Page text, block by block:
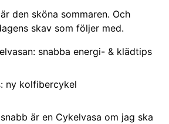
den sköna sommaren. Och
skav som följer med.
snabba energi- & klädtips
ny kolfibercykel
är en Cykelvasa om jag ska